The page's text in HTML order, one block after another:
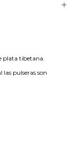
plata tibetana.
las pulseras son